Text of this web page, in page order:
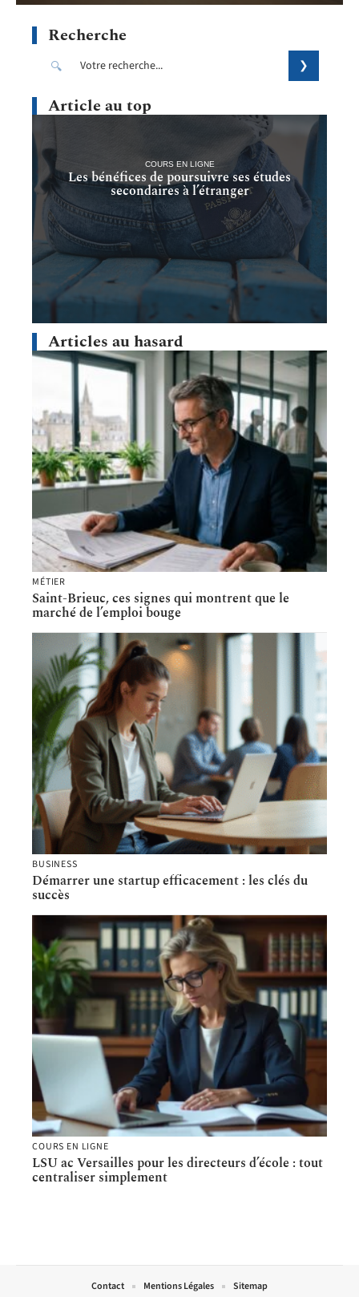
Recherche
Article au top
COURS EN LIGNE
Les bénéfices de poursuivre ses études
secondaires à l’étranger
Articles au hasard
MÉTIER
Saint-Brieuc, ces signes qui montrent que le
marché de l’emploi bouge
BUSINESS
Démarrer une startup efficacement : les clés du
succès
COURS EN LIGNE
LSU ac Versailles pour les directeurs d’école : tout
centraliser simplement
Contact Mentions Légales Sitemap